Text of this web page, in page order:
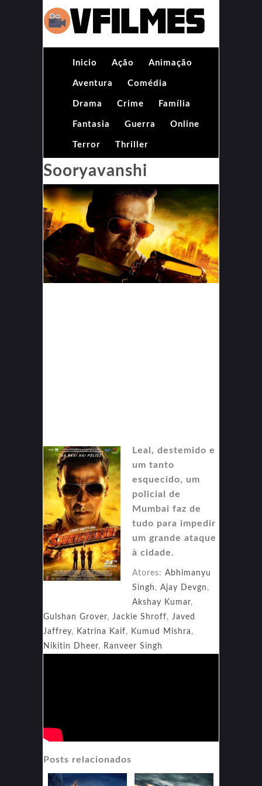
Inicio Ação Animação
Aventura Comédia
Drama Crime Família
Fantasia Guerra Online
Terror Thriller
Sooryavanshi
Leal, destemido e
um tanto
esquecido, um
policial de
Mumbai faz de
tudo para impedir
um grande ataque
à cidade.
Atores: Abhimanyu
Singh , Ajay Devgn ,
Akshay Kumar,
Gulshan Grover, Jackie Shroff, Javed
Jaffrey, Katrina Kaif, Kumud Mishra ,
Nikitin Dheer, Ranveer Singh
Posts relacionados